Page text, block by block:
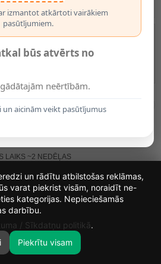
0
LAIKS ~2 NEDĒĻAS
izmantot atkārtoti vairākiem
pasūtījumiem.
būs atvērts no
neērtībām.
un aicinām veikt pasūtījumus
42
MIN.
11
un rādītu atbilstošas reklāmas,
varat piekrist visām, noraidīt ne-
kategorijas. Nepieciešamās
darbību.
/ Sīkdatņu politikā.
Piekrītu visam